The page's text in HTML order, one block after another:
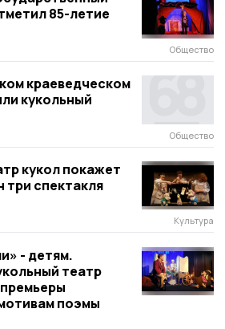
85-летие
Общество
краеведческом
кукольный
Общество
кукол покажет
три спектакля
Культура
- детям.
театр
поэмы